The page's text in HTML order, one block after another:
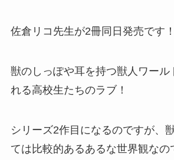
佐倉リコ先生が2冊同日発売です！
獣のしっぽや耳を持つ獣人ワール
れる高校生たちのラブ！
シリーズ2作目になるのですが、
ては比較的あるあるな世界観なの